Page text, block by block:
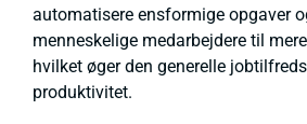
automatisere ensformige opgaver
menneskelige medarbejdere til
hvilket øger den generelle
produktivitet.